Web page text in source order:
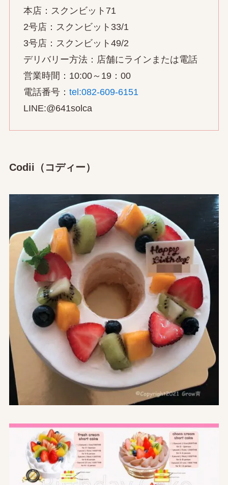
本店：スクンビット71
2号店：スクンビット33/1
3号店：スクンビット49/2
デリバリー方法：店舗にラインまたは電話
営業時間：10:00～19：00
電話番号： tel:082-609-6151
LINE:@641solca
Codii（コディー）